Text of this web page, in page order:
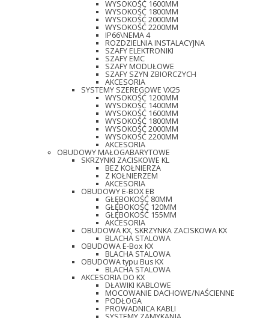
WYSOKOŚĆ 1600MM
WYSOKOŚĆ 1800MM
WYSOKOŚĆ 2000MM
WYSOKOŚĆ 2200MM
IP66\NEMA 4
ROZDZIELNIA INSTALACYJNA
SZAFY ELEKTRONIKI
SZAFY EMC
SZAFY MODUŁOWE
SZAFY SZYN ZBIORCZYCH
AKCESORIA
SYSTEMY SZEREGOWE VX25
WYSOKOŚĆ 1200MM
WYSOKOŚĆ 1400MM
WYSOKOŚĆ 1600MM
WYSOKOŚĆ 1800MM
WYSOKOŚĆ 2000MM
WYSOKOŚĆ 2200MM
AKCESORIA
OBUDOWY MAŁOGABARYTOWE
SKRZYNKI ZACISKOWE KL
BEZ KOŁNIERZA
Z KOŁNIERZEM
AKCESORIA
OBUDOWY E-BOX EB
GŁĘBOKOŚĆ 80MM
GŁĘBOKOŚĆ 120MM
GŁĘBOKOŚĆ 155MM
AKCESORIA
OBUDOWA KX, SKRZYNKA ZACISKOWA KX
BLACHA STALOWA
OBUDOWA E-Box KX
BLACHA STALOWA
OBUDOWA typu Bus KX
BLACHA STALOWA
AKCESORIA DO KX
DŁAWIKI KABLOWE
MOCOWANIE DACHOWE/NAŚCIENNE
PODŁOGA
PROWADNICA KABLI